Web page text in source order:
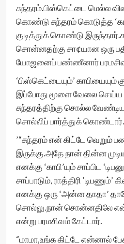
சுந்தரம்.பிஸ்கெட்டை மெல்ல
கொண்டு சுந்தரம் கொடுத்த
குடித்துக் கொண்டு
சொன்னதற்கு சா¢யான ஒரு
யோஜனைப் பண்ணீனார்
‘பிஸ்கெட்டையும்’ காபியையும்
இப்போது மூளை வேலை செய்ய
சுந்தரத்திற்கு சொல்ல
சொல்லிப் பார்த்துக் கொண்டார்.
’“சுந்தரம் என் கிட்டே வெறும்
இருக்கு.அதே நான் தின்ன
எனக்கு ‘காபி’யும் சாப்பிட
சாப்பாடும், ராத்திரி
எனக்கு ஒரு ‘அன்ன தாதா’
சொல்லு.நான் சொன்னதிலே
என்று பரமசிவம் கேட்டார்.
“மாமா,உங்க கிட்டே என்னால்